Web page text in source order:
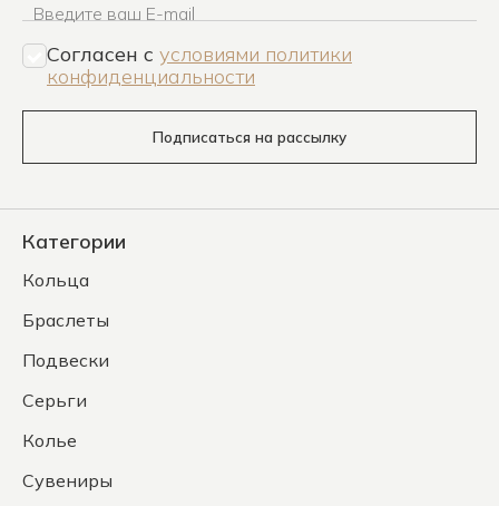
Введите ваш E-mail
Согласен c условиями политики
конфиденциальности
Подписаться на рассылку
Категории
Кольца
Браслеты
Подвески
Серьги
Колье
Сувениры